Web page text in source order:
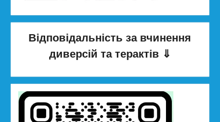
Відповідальність за вчинення
диверсій та терактів ⇓